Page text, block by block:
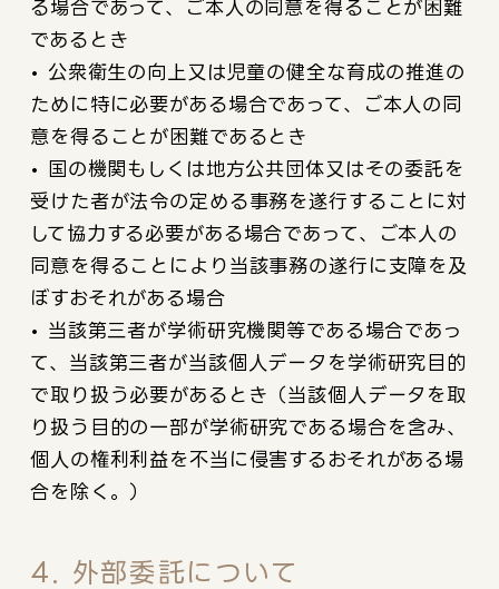
る場合であって、ご本人の同意を得ることが困難
であるとき
• 公衆衛生の向上又は児童の健全な育成の推進の
ために特に必要がある場合であって、ご本人の同
意を得ることが困難であるとき
• 国の機関もしくは地方公共団体又はその委託を
受けた者が法令の定める事務を遂行することに対
して協力する必要がある場合であって、ご本人の
同意を得ることにより当該事務の遂行に支障を及
ぼすおそれがある場合
• 当該第三者が学術研究機関等である場合であっ
て、当該第三者が当該個人データを学術研究目的
で取り扱う必要があるとき（当該個人データを取
り扱う目的の一部が学術研究である場合を含み、
個人の権利利益を不当に侵害するおそれがある場
合を除く。）
4. 外部委託について